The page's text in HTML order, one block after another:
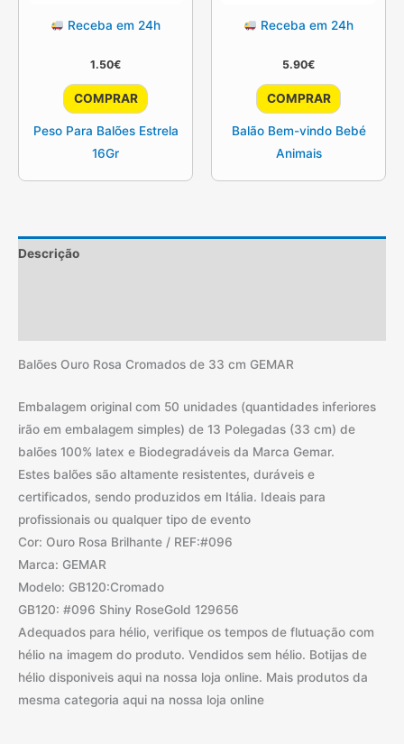
Receba em 24h
1.50€
COMPRAR
Peso Para Balões Estrela
16Gr
Receba em 24h
5.90€
COMPRAR
Balão Bem-vindo Bebé
Animais
Descrição
Balões Ouro Rosa Cromados de 33 cm GEMAR
Embalagem original com 50 unidades (quantidades inferiores
irão em embalagem simples) de 13 Polegadas (33 cm) de
balões 100% latex e Biodegradáveis da Marca Gemar.
Estes balões são altamente resistentes, duráveis e
certificados, sendo produzidos em Itália. Ideais para
profissionais ou qualquer tipo de evento
Cor: Ouro Rosa Brilhante / REF:#096
Marca: GEMAR
Modelo: GB120:Cromado
GB120: #096 Shiny RoseGold 129656
Adequados para hélio, verifique os tempos de flutuação com
hélio na imagem do produto. Vendidos sem hélio. Botijas de
hélio disponiveis aqui na nossa loja online. Mais produtos da
mesma categoria aqui na nossa loja online